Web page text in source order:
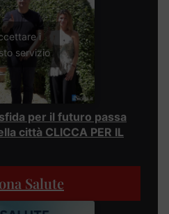
i
servizio
per il futuro passa
città CLICCA PER IL
Salute